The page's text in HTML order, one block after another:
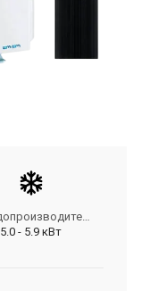
Холодопроизводительность
5.0 - 5.9 кВт